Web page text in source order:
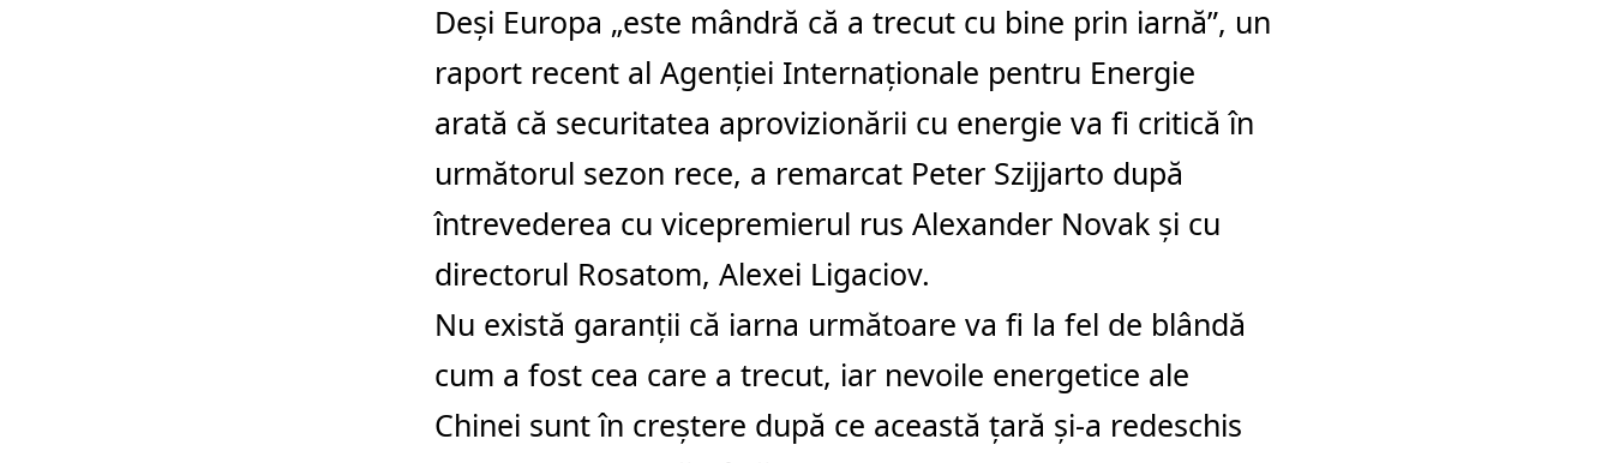
Deşi Europa „este mândră că a trecut cu bine prin iarnă”, un
raport recent al Agenţiei Internaţionale pentru Energie
arată că securitatea aprovizionării cu energie va fi critică în
următorul sezon rece, a remarcat Peter Szijjarto după
întrevederea cu vicepremierul rus Alexander Novak şi cu
directorul Rosatom, Alexei Ligaciov.
Nu există garanţii că iarna următoare va fi la fel de blândă
cum a fost cea care a trecut, iar nevoile energetice ale
Chinei sunt în creştere după ce această ţară şi-a redeschis